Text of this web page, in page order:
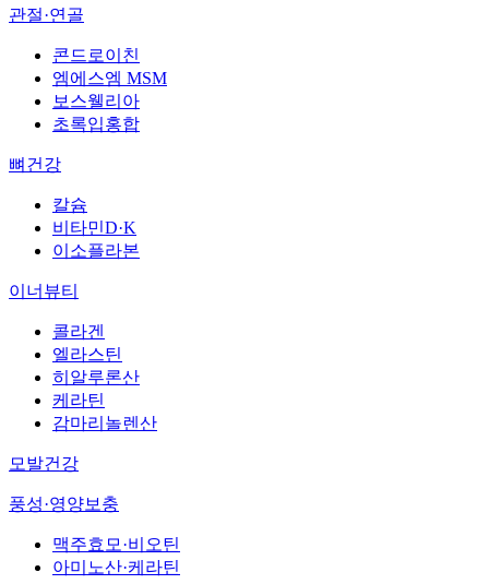
관절·연골
콘드로이친
엠에스엠 MSM
보스웰리아
초록입홍합
뼈건강
칼슘
비타민D·K
이소플라본
이너뷰티
콜라겐
엘라스틴
히알루론산
케라틴
감마리놀렌산
모발건강
풍성·영양보충
맥주효모·비오틴
아미노산·케라틴